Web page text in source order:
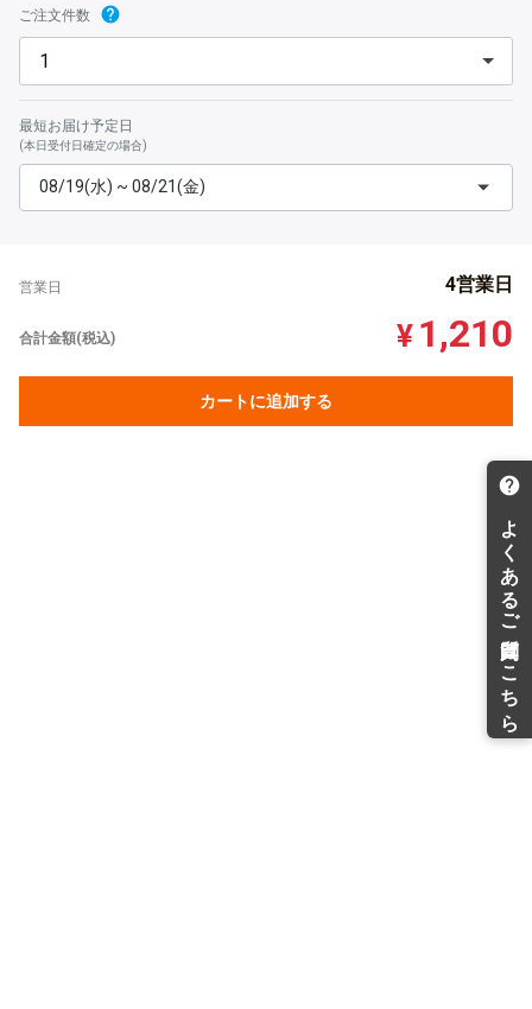
ご注文件数
最短お届け予定日
(本日受付日確定の場合)
08/19(水) ~ 08/21(金)
営業日 4営業日
合計金額(税込) ¥ 1,210
カートに追加する